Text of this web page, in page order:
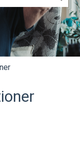
är tomt.